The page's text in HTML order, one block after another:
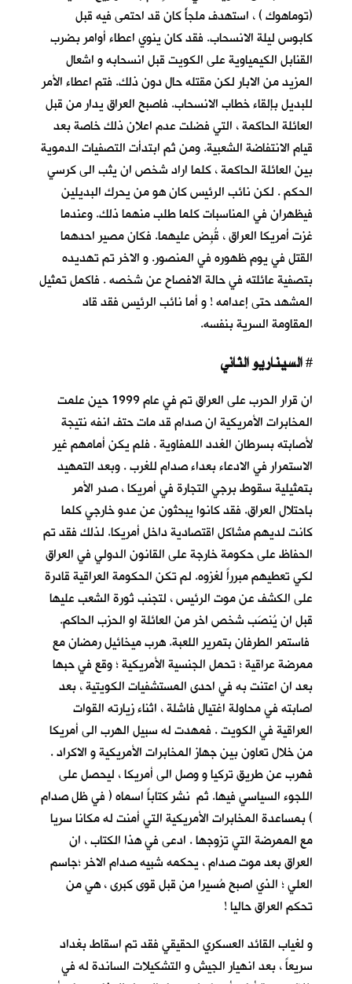
(توماهوك ) ، استهدف ملجأً كان قد احتمى فيه قبل
كابوس ليلة الانسحاب. فقد كان ينوي اعطاء أوامر بضرب
القنابل الكيمياوية على الكويت قبل انسحابه و اشعال
المزيد من الابار لكن مقتله حال دون ذلك. فتم اعطاء الأمر
للبديل بإلقاء خطاب الانسحاب. فاصبح العراق يدار من قبل
العائلة الحاكمة ، التي فضلت عدم اعلان ذلك خاصة بعد
قيام الانتفاضة الشعبية. ومن ثم ابتدأت التصفيات الدموية
بين العائلة الحاكمة ، كلما اراد شخص ان يثب الى كرسي
الحكم . لكن نائب الرئيس كان هو من يحرك البديلين
فيظهران في المناسبات كلما طلب منهما ذلك. وعندما
غزت أمريكا العراق ، قُبِض عليهما. فكان مصير احدهما
القتل في يوم ظهوره في المنصور. و الاخر تم تهديده
بتصفية عائلته في حالة الافصاح عن شخصه . فاكمل تمثيل
المشهد حتى إعدامه ! و أما نائب الرئيس فقد قاد
المقاومة السرية بنفسه.
#
ان قرار الحرب على العراق تم في عام 1999 حين علمت
المخابرات الأمريكية ان صدام قد مات حتف انفه نتيجة
لأصابته بسرطان الغدد اللمفاوية . فلم يكن أمامهم غير
الاستمرار في الادعاء بعداء صدام للغرب . وبعد التمهيد
بتمثيلية سقوط برجي التجارة في أمريكا ، صدر الأمر
باحتلال العراق. فقد كانوا يبحثون عن عدو خارجي كلما
كانت لديهم مشاكل اقتصادية داخل أمريكا. لذلك فقد تم
الحفاظ على حكومة خارجة على القانون الدولي في العراق
لكي تعطيهم مبرراً لغزوه. لم تكن الحكومة العراقية قادرة
على الكشف عن موت الرئيس ، لتجنب ثورة الشعب عليها
قبل ان يُنصَب شخص اخر من العائلة او الحزب الحاكم.
فاستمر الطرفان بتمرير اللعبة. هرب ميخائيل رمضان مع
ممرضة عراقية ؛ تحمل الجنسية الأمريكية ؛ وقع في حبها
بعد ان اعتنت به في احدى المستشفيات الكويتية ، بعد
اصابته في محاولة اغتيال فاشلة ، اثناء زيارته القوات
العراقية في الكويت . فمهدت له سبيل الهرب الى أمريكا
من خلال تعاون بين جهاز المخابرات الأمريكية و الاكراد .
فهرب عن طريق تركيا و وصل الى أمريكا ، ليحصل على
اللجوء السياسي فيها. ثم نشر كتاباً اسماه ( في ظل صدام
) بمساعدة المخابرات الأمريكية التي أمنت له مكانا سريا
مع الممرضة التي تزوجها . ادعى في هذا الكتاب ، ان
العراق بعد موت صدام ، يحكمه شبيه صدام الاخر ؛جاسم
العلي ؛ الذي اصبح مُسيرا من قبل قوى كبرى ، هي من
تحكم العراق حاليا !
و لغياب القائد العسكري الحقيقي فقد تم اسقاط بغداد
سريعاً ، بعد انهيار الجيش و التشكيلات الساندة له في